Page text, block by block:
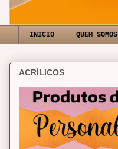
INICIO QUEM SOMOS
ACRÍLICOS